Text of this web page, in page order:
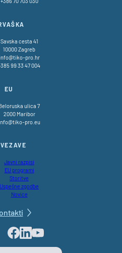
Savska cesta 41
10000 Zagreb
info@tiko-pro.hr
99 33 47 004
EU
ulica 7
2000 Maribor
pro.eu
Javni razpisi
EU programi
Storitve
Uspešne zgodbe
Novice
Facebook
LinkedIn
Youtube